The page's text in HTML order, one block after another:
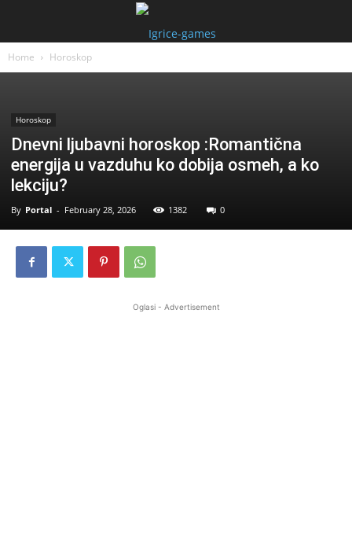
Home Horoskop
Horoskop
Dnevni ljubavni horoskop :Romantična
energija u vazduhu ko dobija osmeh, a ko
lekciju?
By Portal - February 28, 2026 1382 0
Oglasi - Advertisement